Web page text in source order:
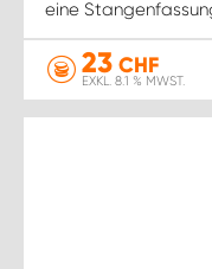
eine
23 CHF
EXKL. 8.1 % MWST.